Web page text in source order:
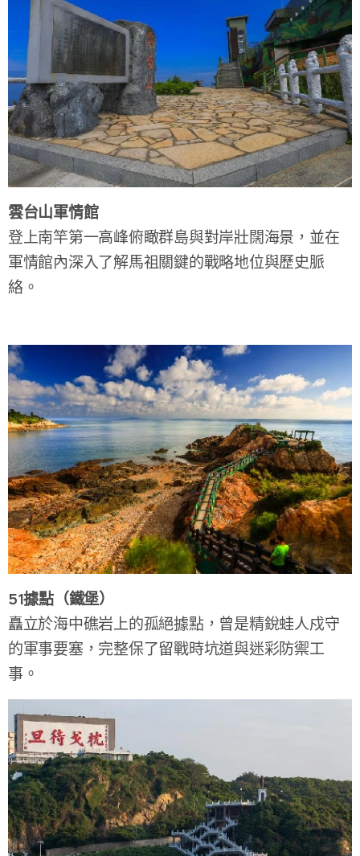
雲台山軍情館
登上南竿第一高峰俯瞰群島與對岸壯闊海景，並在
軍情館內深入了解馬祖關鍵的戰略地位與歷史脈
絡。
51據點（鐵堡）
矗立於海中礁岩上的孤絕據點，曾是精銳蛙人戍守
的軍事要塞，完整保了留戰時坑道與迷彩防禦工
事。